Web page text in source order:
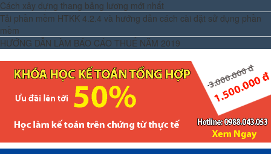
Cách xây dựng thang bảng lương mới nhất
Tải phần mềm HTKK 4.2.4 và hướng dẫn cách cài đặt sử dụng phần
mềm
HƯỚNG DẪN LÀM BÁO CÁO THUẾ NĂM 2019